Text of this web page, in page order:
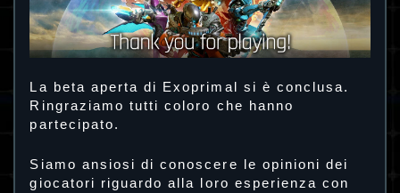
La beta aperta di Exoprimal si è conclusa.
Ringraziamo tutti coloro che hanno
partecipato.
Siamo ansiosi di conoscere le opinioni dei
giocatori riguardo alla loro esperienza con